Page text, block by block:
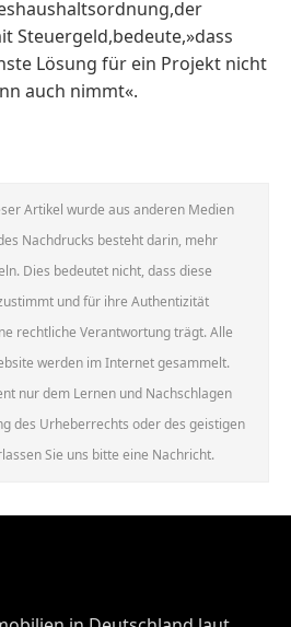
Steuergeld,bedeute,»dass
Lösung für ein Projekt nicht
auch nimmt«.
Artikel wurde aus anderen Medien
Nachdrucks besteht darin, mehr
Dies bedeutet nicht, dass diese
und für ihre Authentizität
rechtliche Verantwortung trägt. Alle
werden im Internet gesammelt.
nur dem Lernen und Nachschlagen
des Urheberrechts oder des geistigen
Sie uns bitte eine Nachricht.